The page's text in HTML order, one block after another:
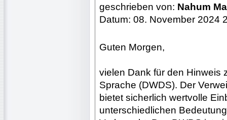
geschrieben von: Nahum
Datum: 08. November 2024
Guten Morgen,
vielen Dank für den Hinweis
Sprache (DWDS). Der
bietet sicherlich wertvolle
unterschiedlichen